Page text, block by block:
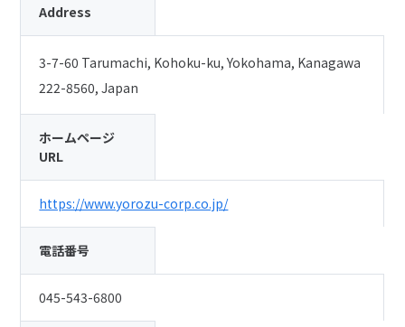
Address
3-7-60 Tarumachi, Kohoku-ku, Yokohama, Kanagawa
222-8560, Japan
ホームページ
URL
https://www.yorozu-corp.co.jp/
電話番号
045-543-6800